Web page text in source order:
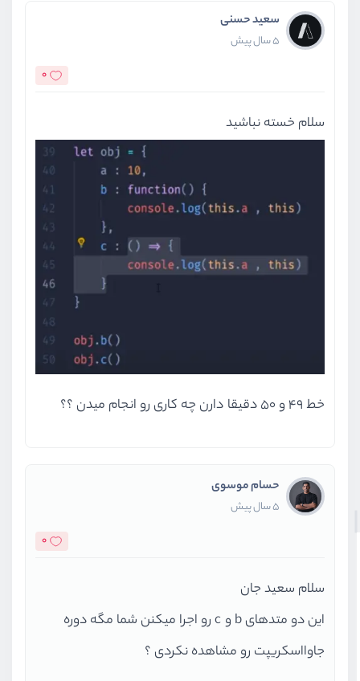
سعید حسنی
5 سال پیش
0
سلام خسته نباشید
خط 49 و 50 دقیقا دارن چه کاری رو انجام میدن ؟؟
حسام موسوی
5 سال پیش
0
سلام سعید جان
این دو متدهای b و c رو اجرا میکنن شما مگه دوره
جاوااسکریپت رو مشاهده نکردی ؟